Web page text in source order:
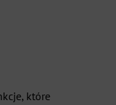
które